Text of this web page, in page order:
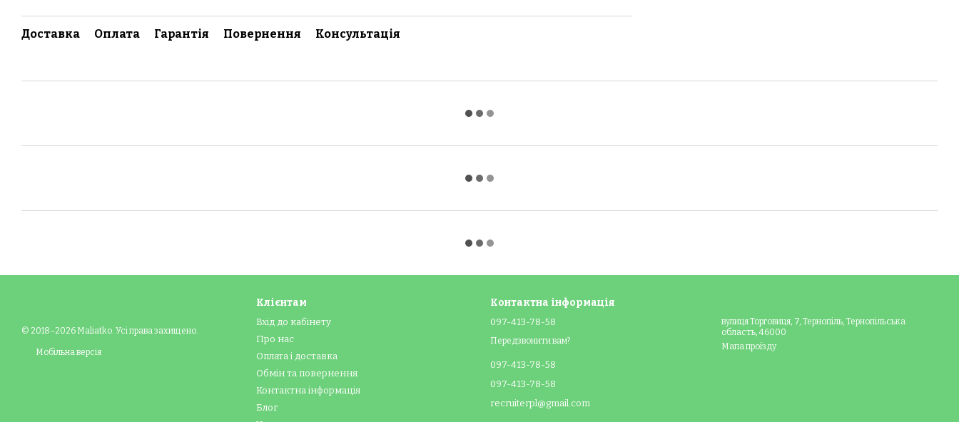
Доставка Оплата Гарантія Повернення Консультація
© 2018–2026 Maliatko. Усі права захищено.
Мобільна версія
Клієнтам
Вхід до кабінету
Про нас
Оплата і доставка
Обмін та повернення
Контактна інформація
Блог
Контактна інформація
097-413-78-58
Передзвонити вам?
097-413-78-58
097-413-78-58
recruiterpl@gmail.com
вулиця Торговиця, 7, Тернопіль, Тернопільська
область, 46000
Мапа проїзду